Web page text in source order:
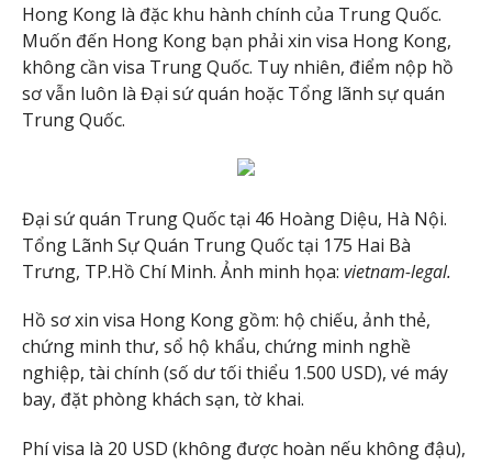
Hong Kong là đặc khu hành chính của Trung Quốc.
Muốn đến Hong Kong bạn phải xin visa Hong Kong,
không cần visa Trung Quốc. Tuy nhiên, điểm nộp hồ
sơ vẫn luôn là Đại sứ quán hoặc Tổng lãnh sự quán
Trung Quốc.
Đại sứ quán Trung Quốc tại 46 Hoàng Diệu, Hà Nội.
Tổng Lãnh Sự Quán Trung Quốc tại 175 Hai Bà
Trưng, TP.Hồ Chí Minh. Ảnh minh họa: vietnam-legal.
Hồ sơ xin visa Hong Kong gồm: hộ chiếu, ảnh thẻ,
chứng minh thư, sổ hộ khẩu, chứng minh nghề
nghiệp, tài chính (số dư tối thiểu 1.500 USD), vé máy
bay, đặt phòng khách sạn, tờ khai.
Phí visa là 20 USD (không được hoàn nếu không đậu),